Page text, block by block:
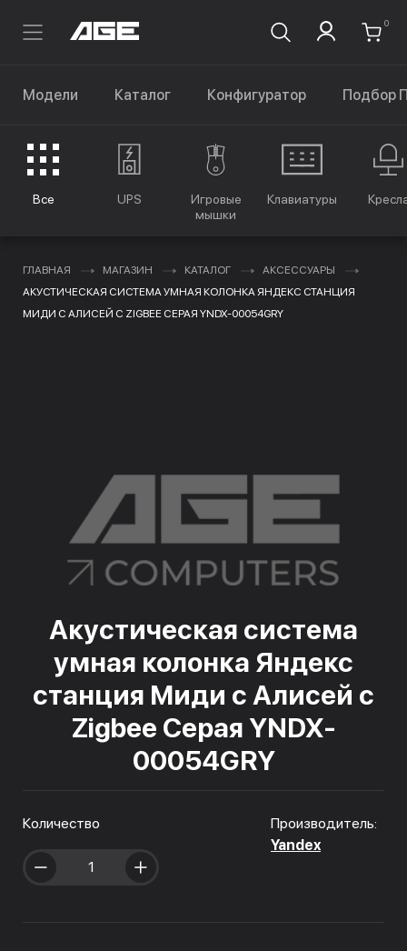
0
Модели Каталог Конфигуратор Подбор
Все UPS
Игровые
мышки
Клавиатуры
ГЛАВНАЯ МАГАЗИН КАТАЛОГ
АКСЕССУАРЫ
АКУСТИЧЕСКАЯ СИСТЕМА УМНАЯ КОЛОНКА ЯНДЕКС СТАНЦИЯ
МИДИ С АЛИСЕЙ С ZIGBEE СЕРАЯ YNDX-00054GRY
Акустическая система
умная колонка Яндекс
станция Миди с Алисей с
Zigbee Серая YNDX-
00054GRY
Количество
Производитель:
Yandex